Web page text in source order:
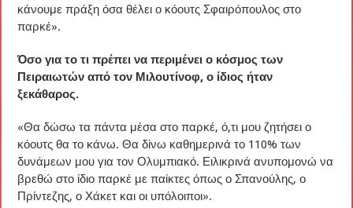
κάνουμε πράξη όσα θέλει ο κόουτς Σφαιρόπουλος στο
παρκέ».
Όσο για το τι πρέπει να περιμένει ο κόσμος των
Πειραιωτών από τον Μιλουτίνοφ, ο ίδιος ήταν
ξεκάθαρος.
«Θα δώσω τα πάντα μέσα στο παρκέ, ό,τι μου ζητήσει ο
κόουτς θα το κάνω. Θα δίνω καθημερινά το 110% των
δυνάμεων μου για τον Ολυμπιακό. Ειλικρινά ανυπομονώ να
βρεθώ στο ίδιο παρκέ με παίκτες όπως ο Σπανούλης, ο
Πρίντεζης, ο Χάκετ και οι υπόλοιποι».